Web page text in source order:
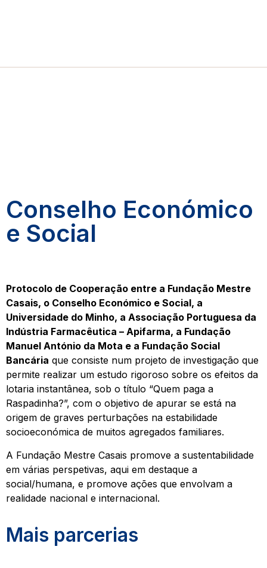
Conselho Económico
e Social
Protocolo de Cooperação entre a Fundação Mestre
Casais, o Conselho Económico e Social, a
Universidade do Minho, a Associação Portuguesa da
Indústria Farmacêutica – Apifarma, a Fundação
Manuel António da Mota e a Fundação Social
Bancária que consiste num projeto de investigação que
permite realizar um estudo rigoroso sobre os efeitos da
lotaria instantânea, sob o título “Quem paga a
Raspadinha?”, com o objetivo de apurar se está na
origem de graves perturbações na estabilidade
socioeconómica de muitos agregados familiares.
A Fundação Mestre Casais promove a sustentabilidade
em várias perspetivas, aqui em destaque a
social/humana, e promove ações que envolvam a
realidade nacional e internacional.
Mais parcerias